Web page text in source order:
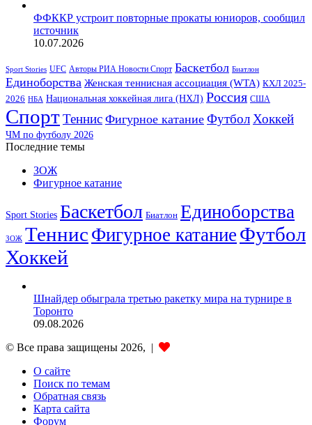
ФФККР устроит повторные прокаты юниоров, сообщил
источник
10.07.2026
Sport Stories UFC Авторы РИА Новости Спорт Баскетбол Биатлон
Единоборства Женская теннисная ассоциация (WTA) КХЛ 2025-
2026 НБА Национальная хоккейная лига (НХЛ) Россия США
СпортТеннис Фигурное катание Футбол Хоккей
ЧМ по футболу 2026
Последние темы
ЗОЖ
Фигурное катание
Sport Stories Баскетбол Биатлон Единоборства
ЗОЖ Теннис Фигурное катание Футбол
Хоккей
Шнайдер обыграла третью ракетку мира на турнире в
Торонто
09.08.2026
© Все права защищены 2026, |
О сайте
Поиск по темам
Обратная связь
Карта сайта
Форум